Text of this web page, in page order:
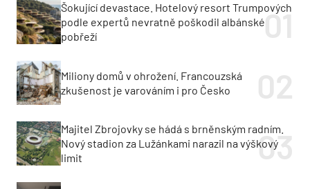
Šokující devastace. Hotelový resort Trumpových
podle expertů nevratně poškodil albánské
pobřeží
Miliony domů v ohrožení. Francouzská
zkušenost je varováním i pro Česko
Majitel Zbrojovky se hádá s brněnským radním.
Nový stadion za Lužánkami narazil na výškový
limit